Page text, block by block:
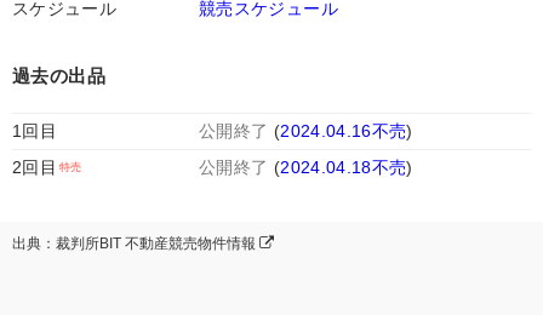
スケジュール
競売スケジュール
過去の出品
1回目 公開終了 (2024.04.16不売)
2回目
公開終了 (2024.04.18不売)
出典：裁判所BIT 不動産競売物件情報